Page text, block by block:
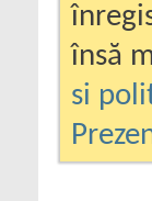
însă
si